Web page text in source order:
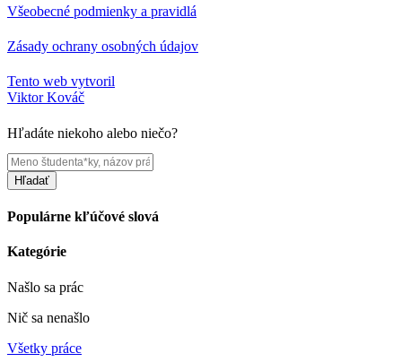
Všeobecné podmienky a pravidlá
Zásady ochrany osobných údajov
Tento web vytvoril
Viktor Kováč
Hľadáte niekoho alebo niečo?
Hľadať
Populárne kľúčové slová
Kategórie
Našlo sa prác
Nič sa nenašlo
Všetky práce